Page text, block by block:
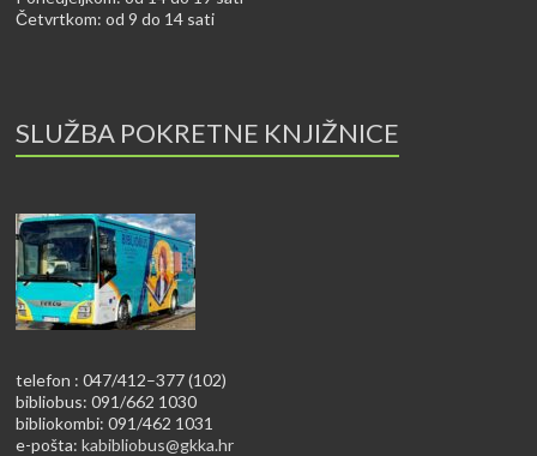
Četvrtkom: od 9 do 14 sati
SLUŽBA POKRETNE KNJIŽNICE
telefon : 047/412–377 (102)
bibliobus: 091/662 1030
bibliokombi: 091/462 1031
e-pošta:kabibliobus@gkka.hr